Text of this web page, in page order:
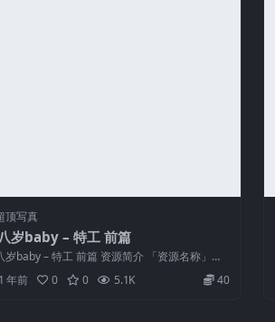
顶写真
岁baby – 特工 前篇
岁baby – 特工 前篇 资源简介 「资源名称」：
岁baby – 特工...
1 年前 0 0 5.1K 40